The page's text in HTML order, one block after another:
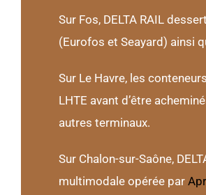
Sur Fos, DELTA RAIL
(Eurofos et Seayard) ainsi
Sur Le Havre, les
LHTE avant d’être
autres terminaux.
Sur Chalon-sur-Saône,
multimodale opérée par